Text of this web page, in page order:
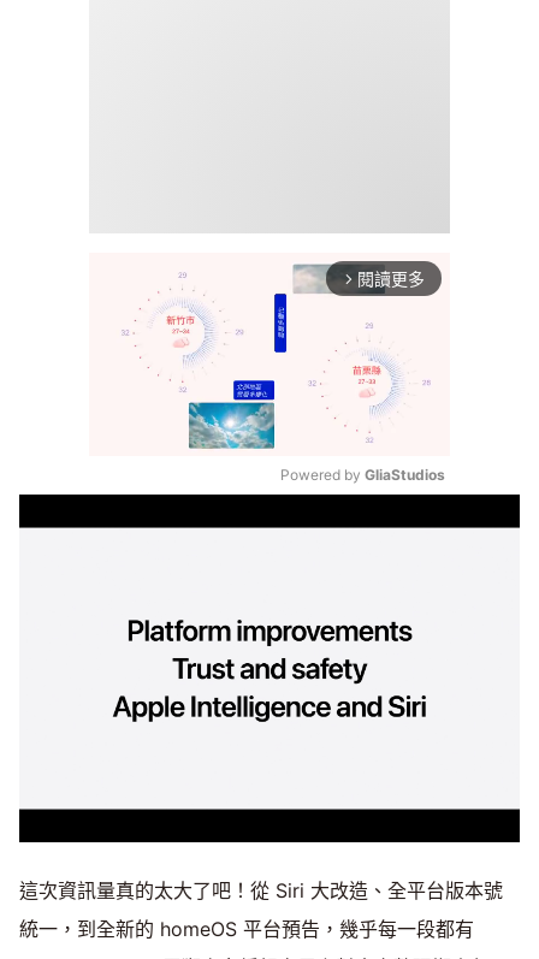
arrow_forward_ios 閱讀更多
Powered by GliaStudios
這次資訊量真的太大了吧！從 Siri 大改造、全平台版本號
統一，到全新的 homeOS 平台預告，幾乎每一段都有